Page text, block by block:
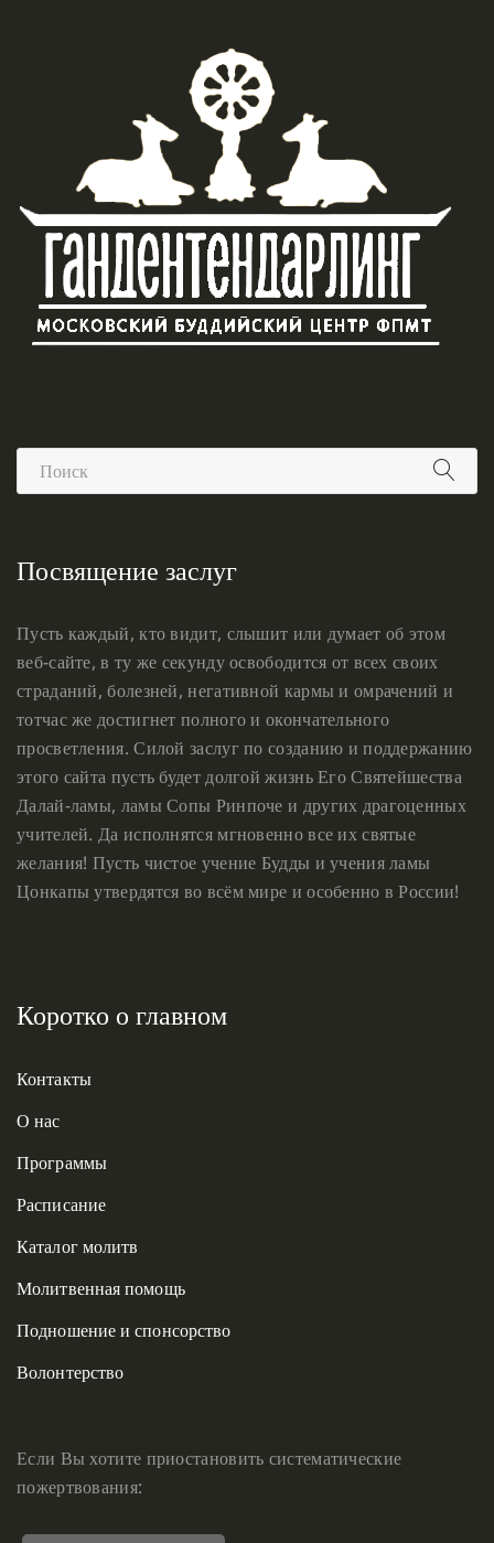
Посвящение заслуг
Пусть каждый, кто видит, слышит или думает об этом
веб-сайте, в ту же секунду освободится от всех своих
страданий, болезней, негативной кармы и омрачений и
тотчас же достигнет полного и окончательного
просветления. Силой заслуг по созданию и поддержанию
этого сайта пусть будет долгой жизнь Его Святейшества
Далай-ламы, ламы Сопы Ринпоче и других драгоценных
учителей. Да исполнятся мгновенно все их святые
желания! Пусть чистое учение Будды и учения ламы
Цонкапы утвердятся во всём мире и особенно в России!
Коротко о главном
Контакты
О нас
Программы
Расписание
Каталог молитв
Молитвенная помощь
Подношение и спонсорство
Волонтерство
Если Вы хотите приостановить систематические
пожертвования: